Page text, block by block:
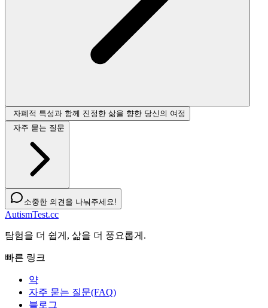
자폐적 특성과 함께 진정한 삶을 향한 당신의 여정
자주 묻는 질문
소중한 의견을 나눠주세요!
AutismTest.cc
탐험을 더 쉽게, 삶을 더 풍요롭게.
빠른 링크
약
자주 묻는 질문(FAQ)
블로그